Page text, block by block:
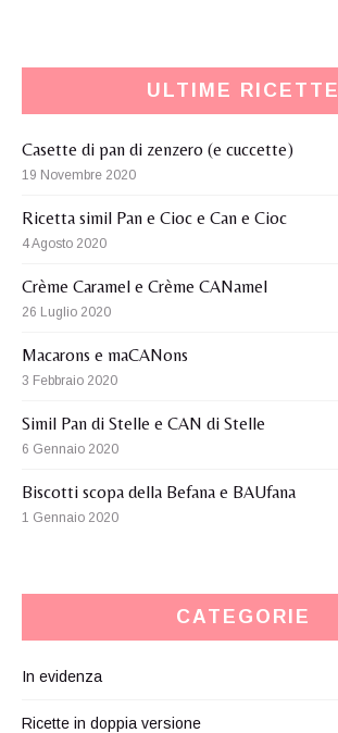
ULTIME RICETTE
Casette di pan di zenzero (e cuccette)
19 Novembre 2020
Ricetta simil Pan e Cioc e Can e Cioc
4 Agosto 2020
Crème Caramel e Crème CANamel
26 Luglio 2020
Macarons e maCANons
3 Febbraio 2020
Simil Pan di Stelle e CAN di Stelle
6 Gennaio 2020
Biscotti scopa della Befana e BAUfana
1 Gennaio 2020
CATEGORIE
In evidenza
Ricette in doppia versione